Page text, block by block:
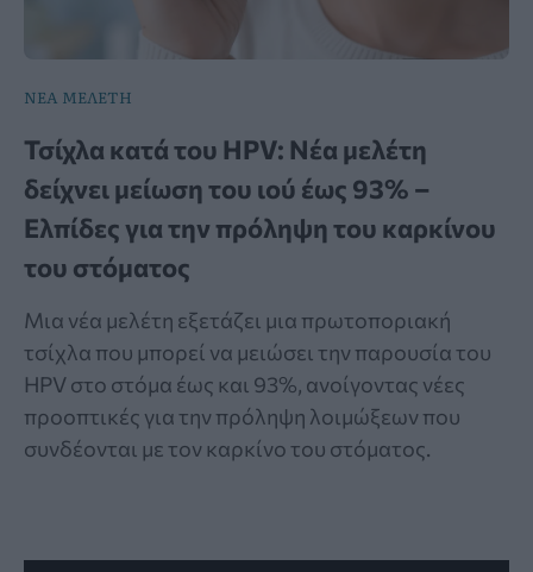
ΝΕΑ ΜΕΛΕΤΗ
Τσίχλα κατά του HPV: Νέα μελέτη
δείχνει μείωση του ιού έως 93% –
Ελπίδες για την πρόληψη του καρκίνου
του στόματος
Μια νέα μελέτη εξετάζει μια πρωτοποριακή
τσίχλα που μπορεί να μειώσει την παρουσία του
HPV στο στόμα έως και 93%, ανοίγοντας νέες
προοπτικές για την πρόληψη λοιμώξεων που
συνδέονται με τον καρκίνο του στόματος.